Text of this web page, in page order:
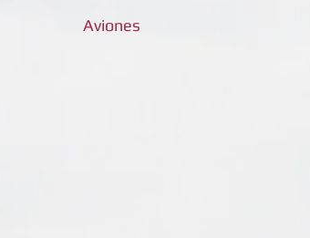
Aviones